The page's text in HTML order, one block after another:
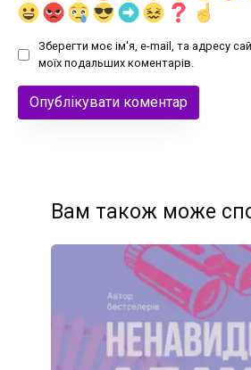
Зберегти моє ім'я, e-mail, та адресу
моїх подальших коментарів.
Вам також може